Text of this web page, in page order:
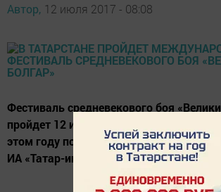
Автор, 12 июля 2017 - 08:08
Фестиваль средневекового боя
пройдет 12 и 13 августа в Татарстане.
этом году получил статус
ИА «Татар-информ».